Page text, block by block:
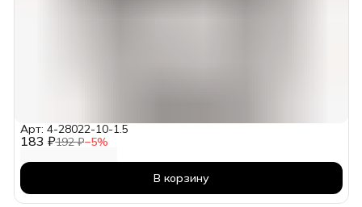
183 ₽192 ₽−5%
Арт: 4-28022-10-1.5
В корзину